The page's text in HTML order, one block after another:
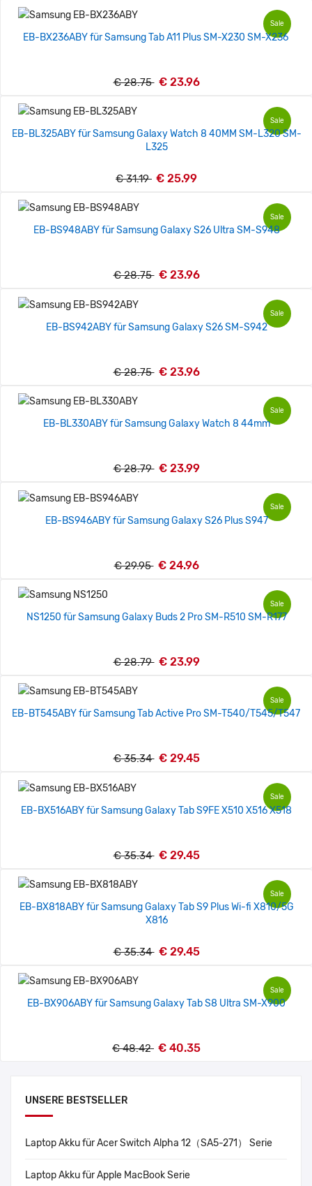
UNSERE BESTSELLER
Laptop Akku für Acer Switch Alpha 12（SA5-271） Serie
Laptop Akku für Apple MacBook Serie
Sale
EB-BX236ABY für Samsung Tab A11 Plus SM-X230 SM-X236
€ 28.75 € 23.96
Sale
EB-BL325ABY für Samsung Galaxy Watch 8 40MM SM-L320 SM-
L325
€ 31.19 € 25.99
Sale
EB-BS948ABY für Samsung Galaxy S26 Ultra SM-S948
€ 28.75 € 23.96
Sale
EB-BS942ABY für Samsung Galaxy S26 SM-S942
€ 28.75 € 23.96
Sale
EB-BL330ABY für Samsung Galaxy Watch 8 44mm
€ 28.79 € 23.99
Sale
EB-BS946ABY für Samsung Galaxy S26 Plus S947
€ 29.95 € 24.96
Sale
NS1250 für Samsung Galaxy Buds 2 Pro SM-R510 SM-R177
€ 28.79 € 23.99
Sale
EB-BT545ABY für Samsung Tab Active Pro SM-T540/T545/T547
€ 35.34 € 29.45
Sale
EB-BX516ABY für Samsung Galaxy Tab S9FE X510 X516 X518
€ 35.34 € 29.45
Sale
EB-BX818ABY für Samsung Galaxy Tab S9 Plus Wi-fi X810/5G
X816
€ 35.34 € 29.45
Sale
EB-BX906ABY für Samsung Galaxy Tab S8 Ultra SM-X900
€ 48.42 € 40.35